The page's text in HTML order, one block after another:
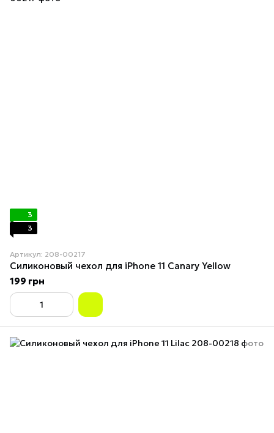
3
3
Артикул: 208-00217
Силиконовый чехол для iPhone 11 Canary Yellow
199 грн